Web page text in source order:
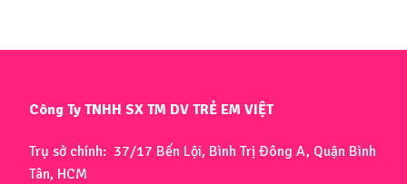
Công Ty TNHH SX TM DV TRẺ EM VIỆT
Trụ sở chính: 37/17 Bến Lội, Bình Trị Đông A, Quận Bình
Tân, HCM